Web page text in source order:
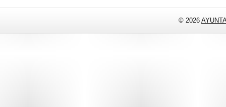
© 2026